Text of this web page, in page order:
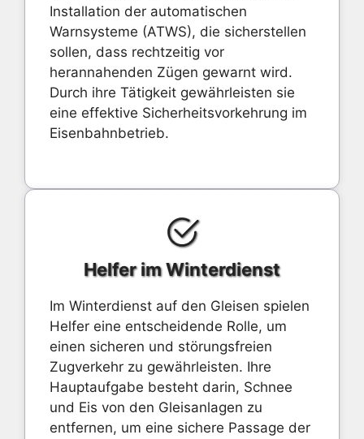
Installation der automatischen
Warnsysteme (ATWS), die sicherstellen
sollen, dass rechtzeitig vor
herannahenden Zügen gewarnt wird.
Durch ihre Tätigkeit gewährleisten sie
eine effektive Sicherheitsvorkehrung im
Eisenbahnbetrieb.
Helfer im Winterdienst
Im Winterdienst auf den Gleisen spielen
Helfer eine entscheidende Rolle, um
einen sicheren und störungsfreien
Zugverkehr zu gewährleisten. Ihre
Hauptaufgabe besteht darin, Schnee
und Eis von den Gleisanlagen zu
entfernen, um eine sichere Passage der